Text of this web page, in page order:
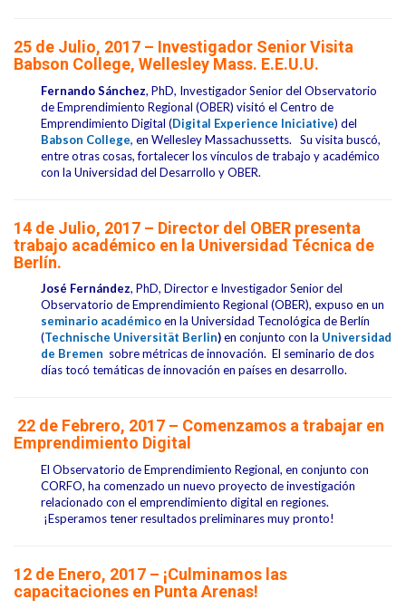
25 de Julio, 2017 – Investigador Senior Visita
Babson College, Wellesley Mass. E.E.U.U.
Fernando Sánchez, PhD, Investigador Senior del Observatorio
de Emprendimiento Regional (OBER) visitó el Centro de
Emprendimiento Digital (Digital Experience Iniciative) del
Babson College, en Wellesley Massachussetts. Su visita buscó,
entre otras cosas, fortalecer los vínculos de trabajo y académico
con la Universidad del Desarrollo y OBER.
14 de Julio, 2017 – Director del OBER presenta
trabajo académico en la Universidad Técnica de
Berlín.
José Fernández, PhD, Director e Investigador Senior del
Observatorio de Emprendimiento Regional (OBER), expuso en un
seminario académicoen la Universidad Tecnológica de Berlín
(Technische Universität Berlin)en conjunto con la Universidad
de Bremen sobre métricas de innovación. El seminario de dos
días tocó temáticas de innovación en países en desarrollo.
22 de Febrero, 2017 – Comenzamos a trabajar en
Emprendimiento Digital
El Observatorio de Emprendimiento Regional, en conjunto con
CORFO, ha comenzado un nuevo proyecto de investigación
relacionado con el emprendimiento digital en regiones.
¡Esperamos tener resultados preliminares muy pronto!
12 de Enero, 2017 – ¡Culminamos las
capacitaciones en Punta Arenas!